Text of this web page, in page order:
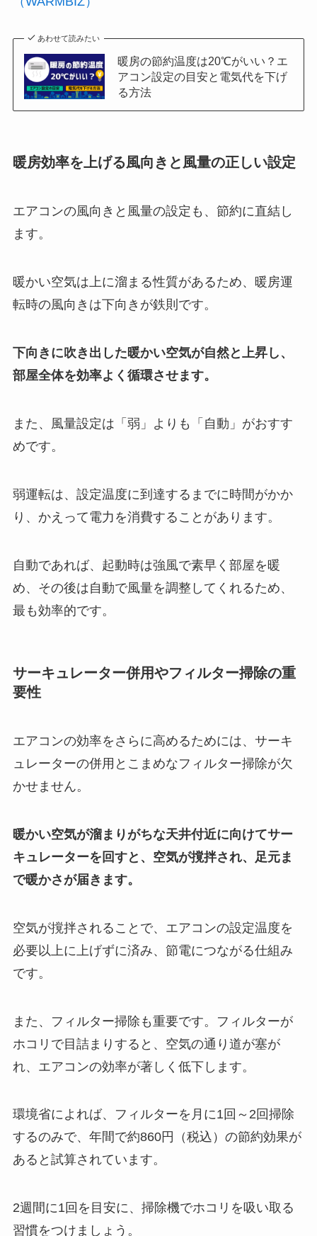
あわせて読みたい
暖房の節約温度は20℃がいい？エ
アコン設定の目安と電気代を下げ
る方法
暖房効率を上げる風向きと風量の正しい設定
エアコンの風向きと風量の設定も、節約に直結し
ます。
暖かい空気は上に溜まる性質があるため、暖房運
転時の風向きは下向きが鉄則です。
下向きに吹き出した暖かい空気が自然と上昇し、
部屋全体を効率よく循環させます。
また、風量設定は「弱」よりも「自動」がおすす
めです。
弱運転は、設定温度に到達するまでに時間がかか
り、かえって電力を消費することがあります。
自動であれば、起動時は強風で素早く部屋を暖
め、その後は自動で風量を調整してくれるため、
最も効率的です。
サーキュレーター併用やフィルター掃除の重
要性
エアコンの効率をさらに高めるためには、サーキ
ュレーターの併用とこまめなフィルター掃除が欠
かせません。
暖かい空気が溜まりがちな天井付近に向けてサー
キュレーターを回すと、空気が撹拌され、足元ま
で暖かさが届きます。
空気が撹拌されることで、エアコンの設定温度を
必要以上に上げずに済み、節電につながる仕組み
です。
また、フィルター掃除も重要です。フィルターが
ホコリで目詰まりすると、空気の通り道が塞が
れ、エアコンの効率が著しく低下します。
環境省によれば、フィルターを月に1回～2回掃除
するのみで、年間で約860円（税込）の節約効果が
あると試算されています。
2週間に1回を目安に、掃除機でホコリを吸い取る
習慣をつけましょう。